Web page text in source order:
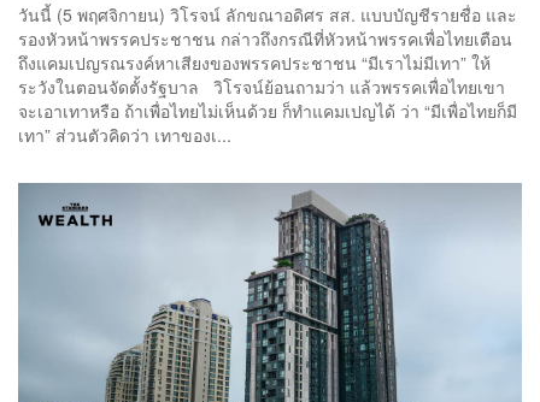
วันนี้ (5 พฤศจิกายน) วิโรจน์ ลักขณาอดิศร สส. แบบบัญชีรายชื่อ และ
รองหัวหน้าพรรคประชาชน กล่าวถึงกรณีที่หัวหน้าพรรคเพื่อไทยเตือน
ถึงแคมเปญรณรงค์หาเสียงของพรรคประชาชน “มีเราไม่มีเทา” ให้
ระวังในตอนจัดตั้งรัฐบาล วิโรจน์ย้อนถามว่า แล้วพรรคเพื่อไทยเขา
จะเอาเทาหรือ ถ้าเพื่อไทยไม่เห็นด้วย ก็ทำแคมเปญได้ ว่า “มีเพื่อไทยก็มี
เทา” ส่วนตัวคิดว่า เทาของเ...